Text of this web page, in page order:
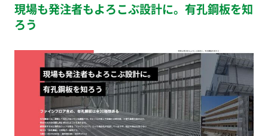
現場も発注者もよろこぶ設計に。有孔鋼板を知
ろう